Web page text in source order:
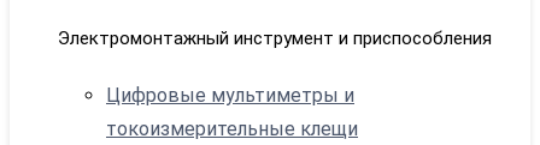
Электромонтажный инструмент и приспособления
Цифровые мультиметры и
токоизмерительные клещи